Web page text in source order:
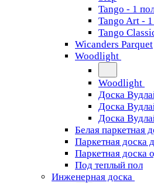
Tango - 1
Tango Art -
Tango
Wicanders Parquet
Woodlight
Woodlight
Доска
Доска
Доска
Белая паркетная
Паркетная доска
Паркетная доска
Под теплый пол
Инженерная доска